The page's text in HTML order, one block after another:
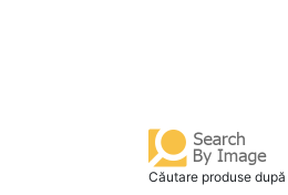
Căutare produse